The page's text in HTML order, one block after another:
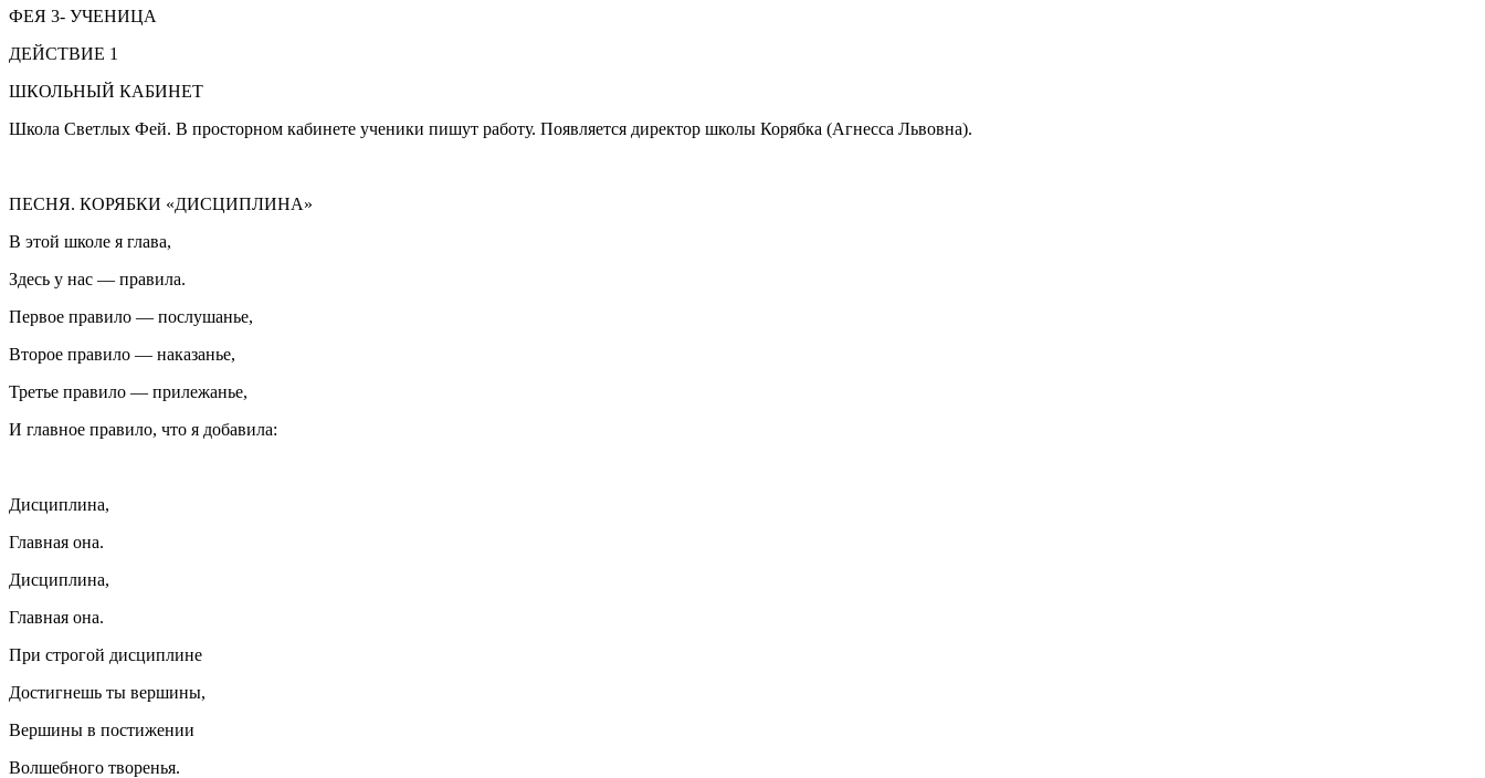
ФЕЯ 3- УЧЕНИЦА
ДЕЙСТВИЕ 1
ШКОЛЬНЫЙ КАБИНЕТ
Школа Светлых Фей. В просторном кабинете ученики пишут работу. Появляется директор школы Корябка (Агнесса Львовна).
ПЕСНЯ. КОРЯБКИ «ДИСЦИПЛИНА»
В этой школе я глава,
Здесь у нас — правила.
Первое правило — послушанье,
Второе правило — наказанье,
Третье правило — прилежанье,
И главное правило, что я добавила:
Дисциплина,
Главная она.
Дисциплина,
Главная она.
При строгой дисциплине
Достигнешь ты вершины,
Вершины в постижении
Волшебного творенья.